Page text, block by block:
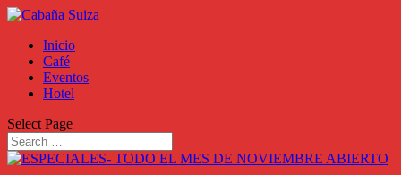
Inicio
Café
Eventos
Hotel
Select Page